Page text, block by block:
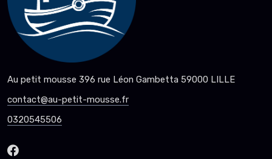
Au petit mousse 396 rue Léon Gambetta 59000 LILLE
contact@au-petit-mousse.fr
0320545506